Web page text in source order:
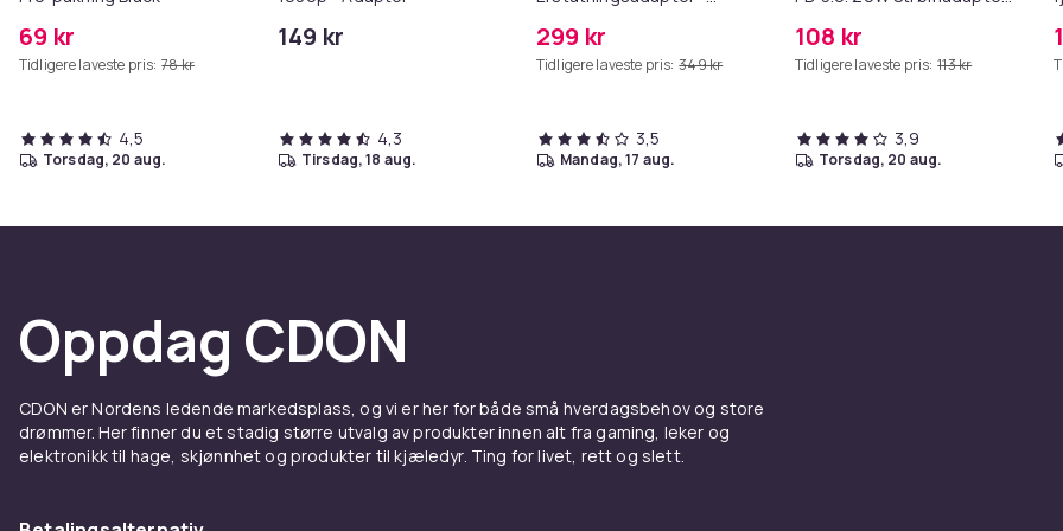
aldre.
Artikkel nr.
c2fc9aac-0933-532d-a69a-a5dd3e4aba83
69 kr
Tidligere laveste pris: 78 kr
4,5
torsdag, 20 aug.
149 kr
4,3
tirsdag, 18 aug.
299 kr
Tidligere laveste pris: 349 kr
3,5
mandag, 17 aug.
108 kr
Tidligere laveste pris: 113 kr
3,9
torsdag, 20 aug.
Oppdag CDON
CDON er Nordens ledende markedsplass, og vi er her for både små hverdagsbehov og store
drømmer. Her finner du et stadig større utvalg av produkter innen alt fra gaming, leker og
elektronikk til hage, skjønnhet og produkter til kjæledyr. Ting for livet, rett og slett.